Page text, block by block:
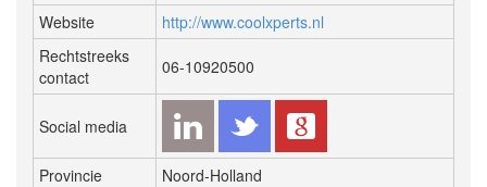
Website
http://www.coolxperts.nl
Rechtstreeks
contact
06-10920500
Social media
Provincie Noord-Holland